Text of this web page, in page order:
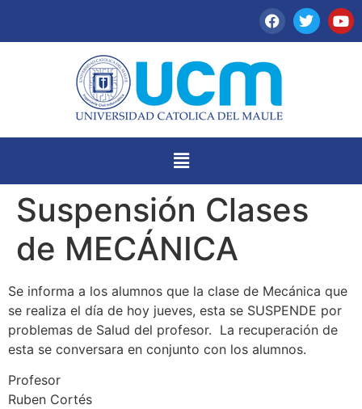
Suspensión Clases
de MECÁNICA
Se informa a los alumnos que la clase de Mecánica que
se realiza el día de hoy jueves, esta se SUSPENDE por
problemas de Salud del profesor. La recuperación de
esta se conversara en conjunto con los alumnos.
Profesor
Ruben Cortés